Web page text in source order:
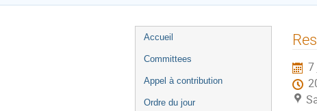
Menu
de
Accueil
Committees
Appel à contribution
Ordre du jour
7